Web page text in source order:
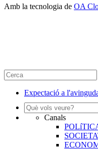
Amb la tecnologia de OA
Expectació a
Canals